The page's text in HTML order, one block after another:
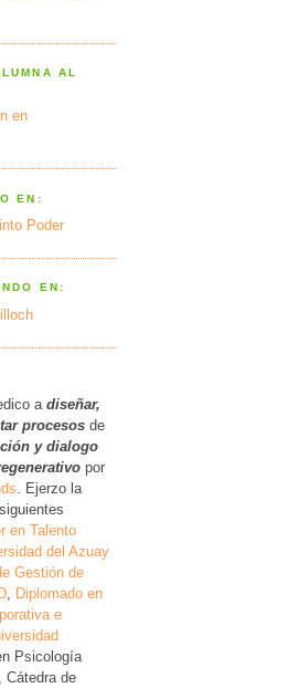
AL
en
EN:
Poder
EN:
a diseñar,
procesos de
y dialogo
por
. Ejerzo la
en Talento
del Azuay
Gestión de
Diplomado en
e
Psicología
Cátedra de